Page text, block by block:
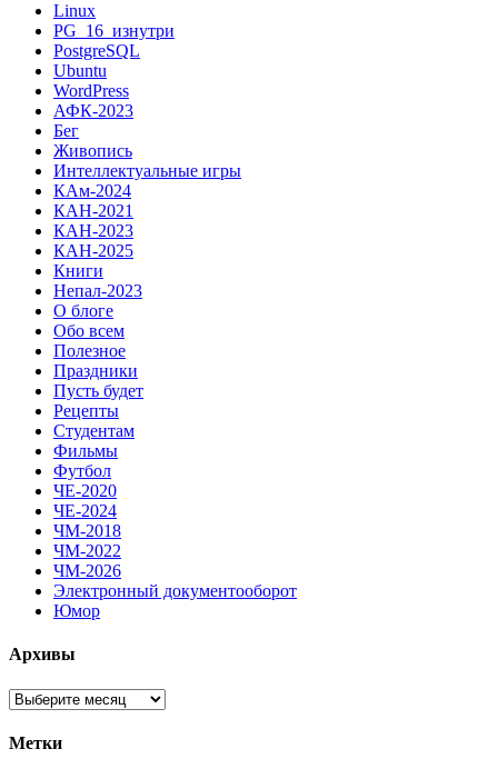
Linux
PG_16_изнутри
PostgreSQL
Ubuntu
WordPress
АФК-2023
Бег
Живопись
Интеллектуальные игры
КАм-2024
КАН-2021
КАН-2023
КАН-2025
Книги
Непал-2023
О блоге
Обо всем
Полезное
Праздники
Пусть будет
Рецепты
Студентам
Фильмы
Футбол
ЧЕ-2020
ЧЕ-2024
ЧМ-2018
ЧМ-2022
ЧМ-2026
Электронный документооборот
Юмор
Архивы
Архивы
Метки